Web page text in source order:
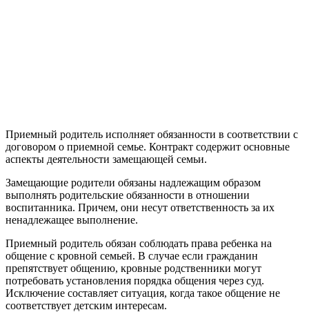
Приемный родитель исполняет обязанности в соответствии с
договором о приемной семье. Контракт содержит основные
аспекты деятельности замещающей семьи.
Замещающие родители обязаны надлежащим образом
выполнять родительские обязанности в отношении
воспитанника. Причем, они несут ответственность за их
ненадлежащее выполнение.
Приемный родитель обязан соблюдать права ребенка на
общение с кровной семьей. В случае если гражданин
препятствует общению, кровные родственники могут
потребовать установления порядка общения через суд.
Исключение составляет ситуация, когда такое общение не
соответствует детским интересам.